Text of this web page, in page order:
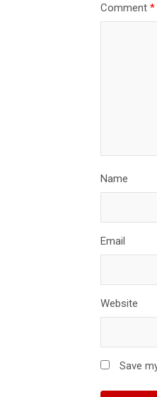
Comment*
Name
Email
Website
Save